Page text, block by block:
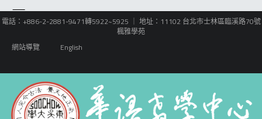
電話：+886-2-2881-9471轉5922~5925 ｜ 地址：11102 台北市士林區臨溪路70號
楓雅學苑
網站導覽
English